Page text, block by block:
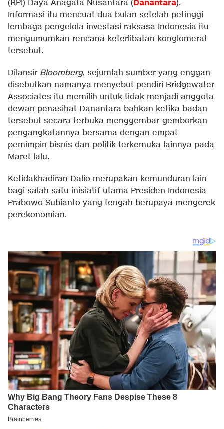
(BPI) Daya Anagata Nusantara (Danantara).
Informasi itu mencuat dua bulan setelah petinggi
lembaga pengelola investasi raksasa Indonesia itu
mengumumkan rencana keterlibatan konglomerat
tersebut.
Dilansir Bloomberg, sejumlah sumber yang enggan
disebutkan namanya menyebut pendiri Bridgewater
Associates itu memilih untuk tidak menjadi anggota
dewan penasihat Danantara bahkan ketika badan
tersebut secara terbuka menggembar-gemborkan
pengangkatannya bersama dengan empat
pemimpin bisnis dan politik terkemuka lainnya pada
Maret lalu.
Ketidakhadiran Dalio merupakan kemunduran lain
bagi salah satu inisiatif utama Presiden Indonesia
Prabowo Subianto yang tengah berupaya mengerek
perekonomian.